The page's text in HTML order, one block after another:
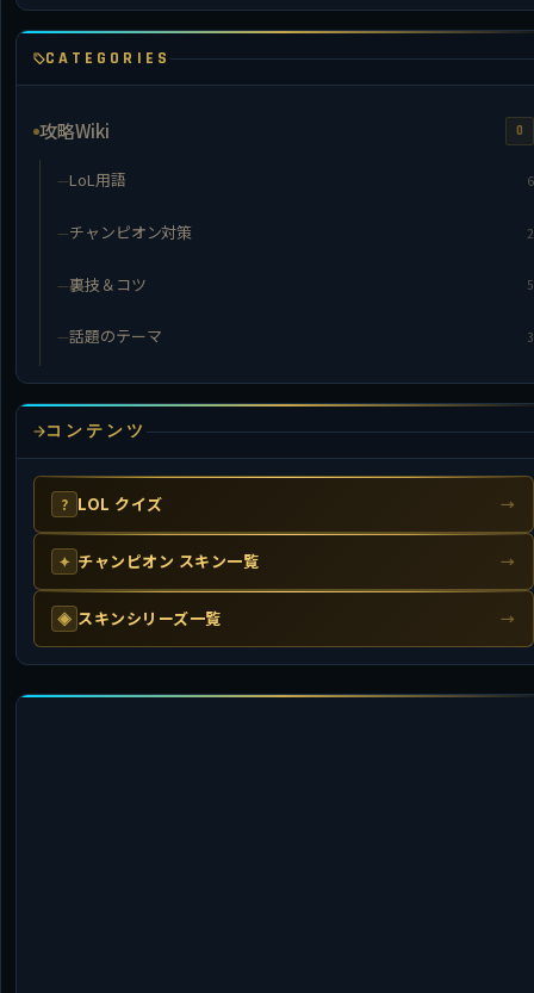
CATEGORIES
攻略Wiki 0
LoL用語 6
チャンピオン対策 2
裏技＆コツ 5
話題のテーマ 3
コンテンツ
? LOL クイズ →
✦ チャンピオン スキン一覧 →
◈ スキンシリーズ一覧 →